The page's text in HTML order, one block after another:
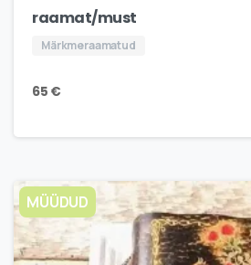
raamat/must
Märkmeraamatud
65 €
MÜÜDUD